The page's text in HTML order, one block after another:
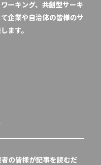
ーキング、共創型サーキ
企業や自治体の皆様のサ
ます。
の皆様が記事を読むだ